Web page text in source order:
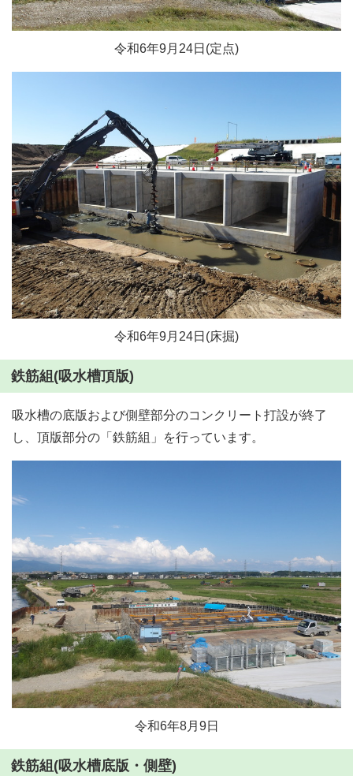
令和6年9月24日(定点)
令和6年9月24日(床掘)
鉄筋組(吸水槽頂版)
吸水槽の底版および側壁部分のコンクリート打設が終了
し、頂版部分の「鉄筋組」を行っています。
令和6年8月9日
鉄筋組(吸水槽底版・側壁)